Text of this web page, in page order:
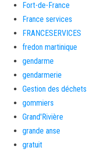
Fort-de-France
France services
FRANCESERVICES
fredon martinique
gendarme
gendarmerie
Gestion des déchets
gommiers
Grand'Rivière
grande anse
gratuit